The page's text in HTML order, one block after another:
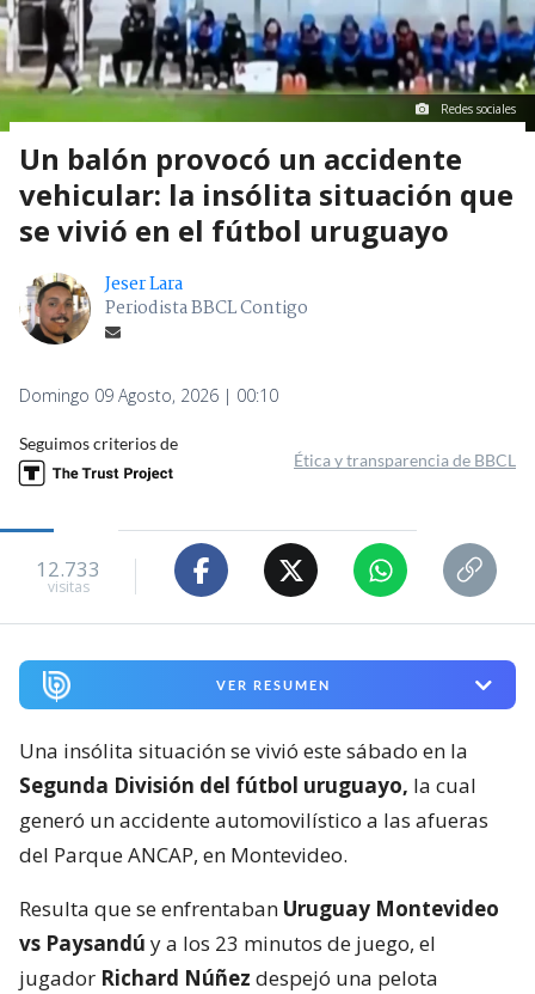
Redes sociales
Un balón provocó un accidente
vehicular: la insólita situación que
se vivió en el fútbol uruguayo
Jeser Lara
Periodista BBCL Contigo
Domingo 09 Agosto, 2026 | 00:10
Seguimos criterios de
Ética y transparencia de BBCL
12.733
visitas
VER RESUMEN
Una insólita situación se vivió este sábado en la
Segunda División del fútbol uruguayo, la cual
generó un accidente automovilístico a las afueras
del Parque ANCAP, en Montevideo.
Resulta que se enfrentaban Uruguay Montevideo
vs Paysandú y a los 23 minutos de juego, el
jugador Richard Núñez despejó una pelota